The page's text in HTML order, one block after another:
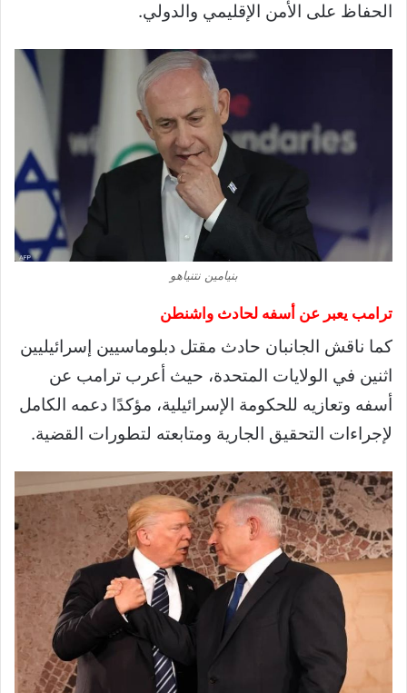
الحفاظ على الأمن الإقليمي والدولي.
بنيامين نتنياهو
ترامب يعبر عن أسفه لحادث واشنطن
كما ناقش الجانبان حادث مقتل دبلوماسيين إسرائيليين
اثنين في الولايات المتحدة، حيث أعرب ترامب عن
أسفه وتعازيه للحكومة الإسرائيلية، مؤكدًا دعمه الكامل
لإجراءات التحقيق الجارية ومتابعته لتطورات القضية.